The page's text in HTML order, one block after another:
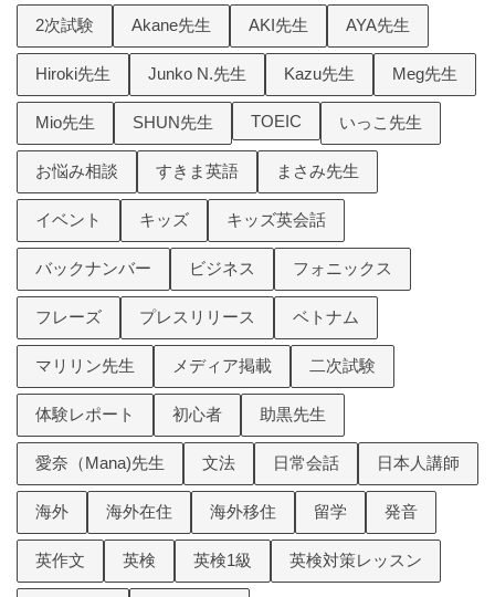
2次試験 Akane先生 AKI先生 AYA先生
Hiroki先生 Junko N.先生 Kazu先生 Meg先生
Mio先生 SHUN先生 TOEIC いっこ先生
お悩み相談 すきま英語 まさみ先生
イベント キッズ キッズ英会話
バックナンバー ビジネス フォニックス
フレーズ プレスリリース ベトナム
マリリン先生 メディア掲載 二次試験
体験レポート 初心者 助黒先生
愛奈（Mana)先生 文法 日常会話 日本人講師
海外 海外在住 海外移住 留学 発音
英作文 英検 英検1級 英検対策レッスン